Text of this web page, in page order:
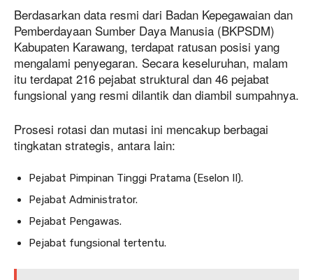
Berdasarkan data resmi dari Badan Kepegawaian dan
Pemberdayaan Sumber Daya Manusia (BKPSDM)
Kabupaten Karawang, terdapat ratusan posisi yang
mengalami penyegaran. Secara keseluruhan, malam
itu terdapat 216 pejabat struktural dan 46 pejabat
fungsional yang resmi dilantik dan diambil sumpahnya.
Prosesi rotasi dan mutasi ini mencakup berbagai
tingkatan strategis, antara lain:
Pejabat Pimpinan Tinggi Pratama (Eselon II).
Pejabat Administrator.
Pejabat Pengawas.
Pejabat fungsional tertentu.